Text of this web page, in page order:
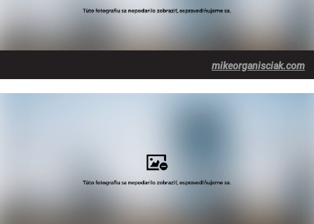
mikeorganisciak.com